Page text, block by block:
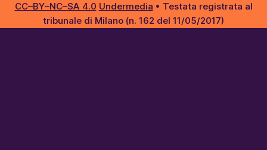
CC–BY–NC–SA 4.0 Undermedia • Testata registrata al
tribunale di Milano (n. 162 del 11/05/2017)